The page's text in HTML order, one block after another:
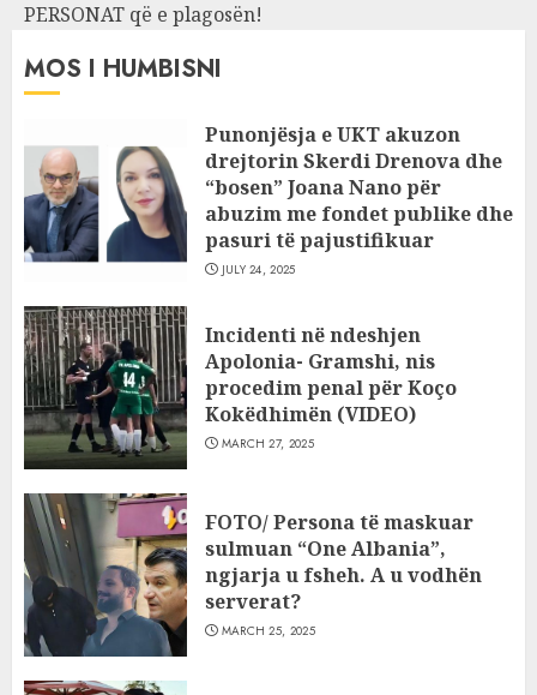
PERSONAT që e plagosën!
MOS I HUMBISNI
Punonjësja e UKT akuzon
drejtorin Skerdi Drenova dhe
“bosen” Joana Nano për
abuzim me fondet publike dhe
pasuri të pajustifikuar
JULY 24, 2025
Incidenti në ndeshjen
Apolonia- Gramshi, nis
procedim penal për Koço
Kokëdhimën (VIDEO)
MARCH 27, 2025
FOTO/ Persona të maskuar
sulmuan “One Albania”,
ngjarja u fsheh. A u vodhën
serverat?
MARCH 25, 2025